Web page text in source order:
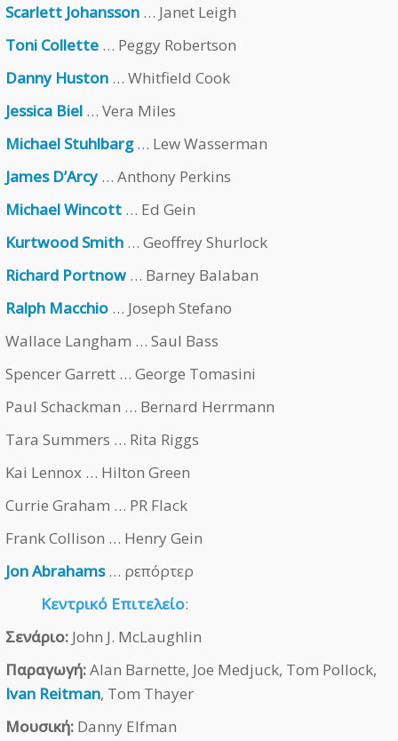
Scarlett Johansson … Janet Leigh
Toni Collette … Peggy Robertson
Danny Huston … Whitfield Cook
Jessica Biel … Vera Miles
Michael Stuhlbarg… Lew Wasserman
James D’Arcy… Anthony Perkins
Michael Wincott … Ed Gein
Kurtwood Smith … Geoffrey Shurlock
Richard Portnow … Barney Balaban
Ralph Macchio … Joseph Stefano
Wallace Langham … Saul Bass
Spencer Garrett … George Tomasini
Paul Schackman … Bernard Herrmann
Tara Summers … Rita Riggs
Kai Lennox … Hilton Green
Currie Graham … PR Flack
Frank Collison … Henry Gein
Jon Abrahams… ρεπόρτερ
Κεντρικό Επιτελείο:
Σενάριο: John J. McLaughlin
Παραγωγή:Alan Barnette, Joe Medjuck, Tom Pollock,
Ivan Reitman, Tom Thayer
Μουσική: Danny Elfman